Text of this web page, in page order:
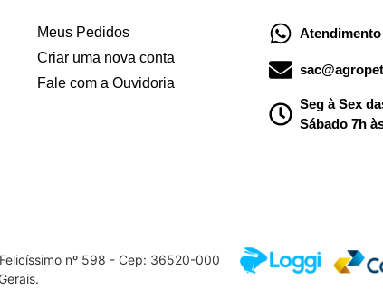
Meus Pedidos
Criar uma nova conta
Fale com a Ouvidoria
Seg à Sex
Sábado 7h
nº 598 - Cep: 36520-000